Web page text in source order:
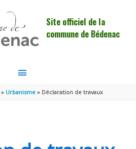
Site officiel de la
commune de Bédenac
MENU
PRINCIPAL
Urbanisme Déclaration de travaux